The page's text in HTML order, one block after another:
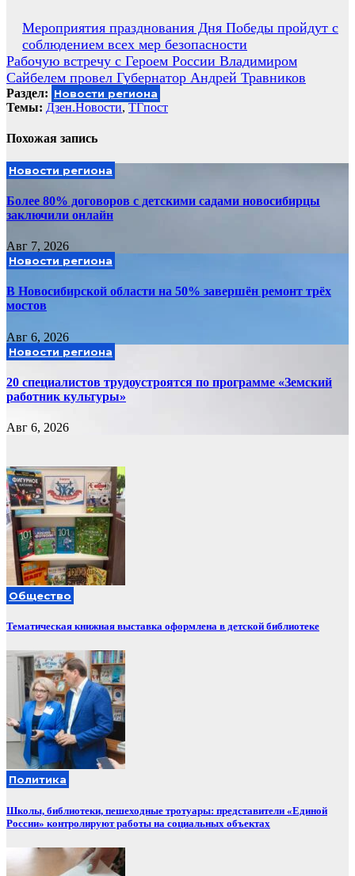
Навигация
по
записям
Мероприятия празднования Дня Победы пройдут с
соблюдением всех мер безопасности
Рабочую встречу с Героем России Владимиром
Сайбелем провел Губернатор Андрей Травников
Раздел: Новости региона
Темы: Дзен.Новости, ТГпост
Похожая запись
Новости региона
Более 80% договоров с детскими садами новосибирцы
заключили онлайн
Авг 7, 2026
Новости региона
В Новосибирской области на 50% завершён ремонт трёх
мостов
Авг 6, 2026
Новости региона
20 специалистов трудоустроятся по программе «Земский
работник культуры»
Авг 6, 2026
Общество
Тематическая книжная выставка оформлена в детской библиотеке
Политика
Школы, библиотеки, пешеходные тротуары: представители «Единой
России» контролируют работы на социальных объектах